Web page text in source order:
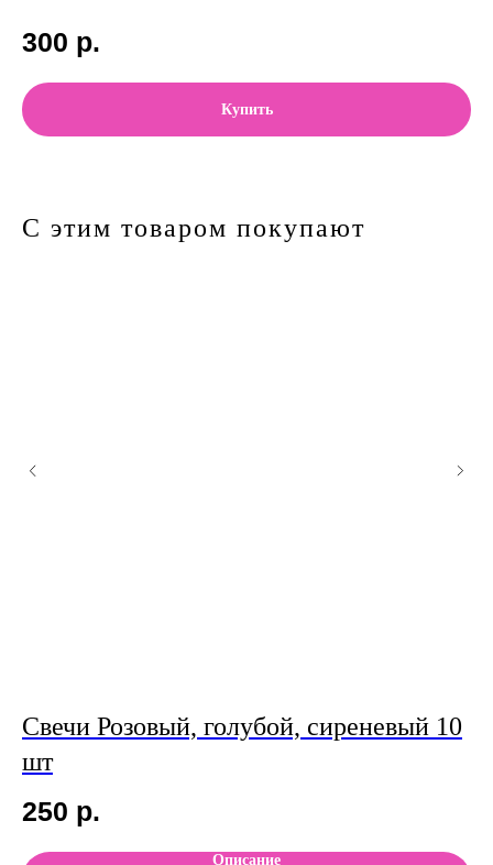
300 р.
Купить
С этим товаром покупают
Свечи Розовый, голубой, сиреневый 10
шт
250 р.
Описание